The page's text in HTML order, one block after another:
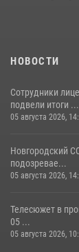
НОВОСТИ
Сотрудники
подвели итоги ...
05 августа 2026,
Новгородский
подозревае...
05 августа 2026,
Телесюжет в
05 ...
05 августа 2026,